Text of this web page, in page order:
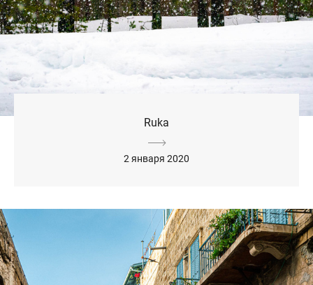
Ruka
2 января 2020